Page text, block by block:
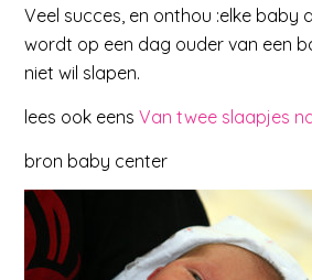
Veel succes, en onthou :elke baby
wordt op een dag ouder van een
niet wil slapen.
lees ook eensVan twee slaapjes
bron baby center